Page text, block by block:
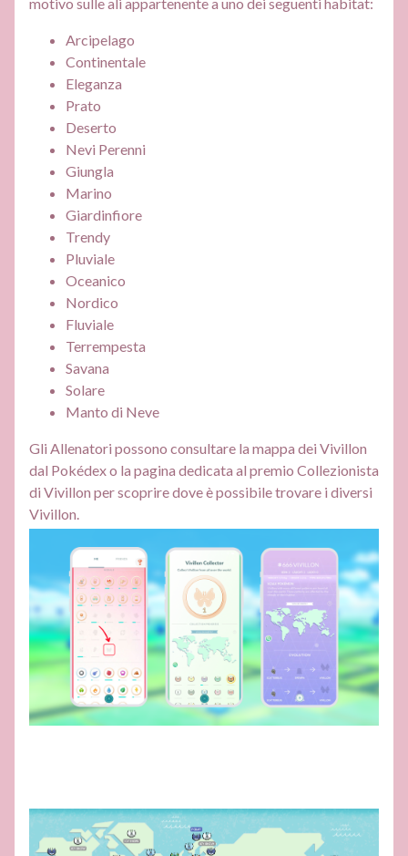
Arcipelago
Continentale
Eleganza
Prato
Deserto
Nevi Perenni
Giungla
Marino
Giardinfiore
Trendy
Pluviale
Oceanico
Nordico
Fluviale
Terrempesta
Savana
Solare
Manto di Neve
Gli Allenatori possono consultare la mappa dei Vivillon
dal Pokédex o la pagina dedicata al premio Collezionista
di Vivillon per scoprire dove è possibile trovare i diversi
Vivillon.